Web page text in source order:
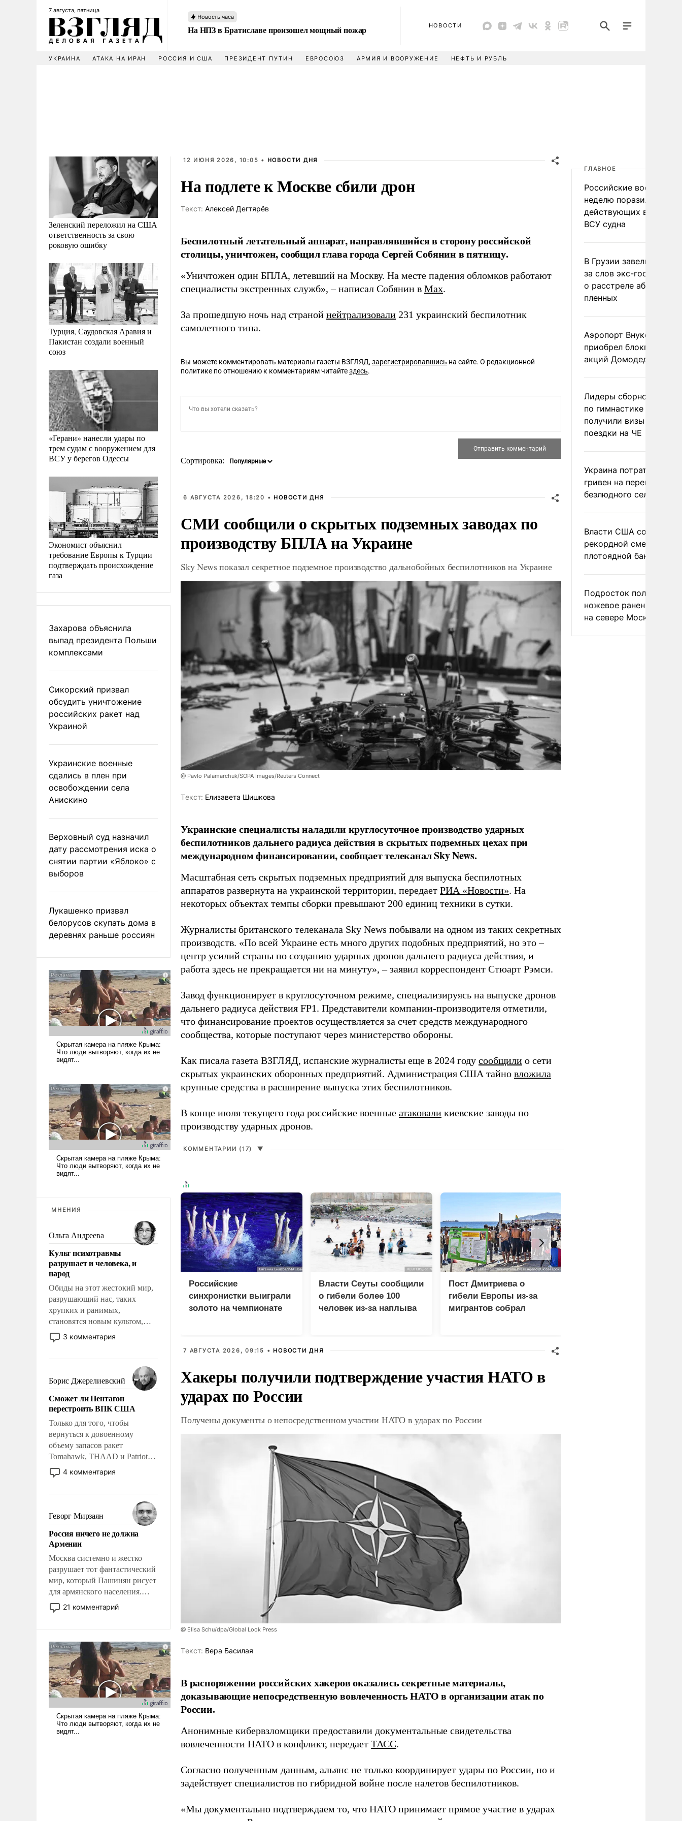
7 августа, пятница
Новость часа
На НПЗ в Братиславе произошел мощный пожар НОВОСТИ
УКРАИНА АТАКА НА ИРАН РОССИЯ И США ПРЕЗИДЕНТ ПУТИН ЕВРОСОЮЗ АРМИЯ И ВООРУЖЕНИЕ НЕФТЬ И РУБЛЬ
Зеленский переложил на США
ответственность за свою
роковую ошибку
Турция, Саудовская Аравия и
Пакистан создали военный
союз
«Герани» нанесли удары по
трем судам с вооружением для
ВСУ у берегов Одессы
Экономист объяснил
требование Европы к Турции
подтверждать происхождение
газа
Захарова объяснила
выпад президента Польши
комплексами
Сикорский призвал
обсудить уничтожение
российских ракет над
Украиной
Украинские военные
сдались в плен при
освобождении села
Анискино
Верховный суд назначил
дату рассмотрения иска о
снятии партии «Яблоко» с
выборов
Лукашенко призвал
белорусов скупать дома в
деревнях раньше россиян
МНЕНИЯ
Ольга Андреева
Культ психотравмы
разрушает и человека, и
народ
Обиды на этот жестокий мир,
разрушающий нас, таких
хрупких и ранимых,
становятся новым культом,
постепенно вытесняя и
отменяя традиционное
мужественным и твердым под
ударами судьбы, брать на себя
ответственность, помогать
слабым, идти вперед и
адаптироваться.
3 комментария
Борис Джерелиевский
Сможет ли Пентагон
перестроить ВПК США
Только для того, чтобы
вернуться к довоенному
объему запасов ракет
Tomahawk, THAAD и Patriot
США потребуется более трех
лет. Даже небольшая война с
Сложившаяся ситуация
означает многолетний период
уязвимости США, например,
перед Китаем.
4 комментария
Геворг Мирзаян
Россия ничего не должна
Армении
Москва системно и жестко
разрушает тот фантастический
мир, который Пашинян рисует
для армянского населения.
Мир, где политические
прожекты будут безусловно
налогоплательщиков и где
Еревану за свои поступки не
нужно отвечать.
21 комментарий
12 ИЮНЯ 2026, 10:05 • НОВОСТИ ДНЯ
На подлете к Москве сбили дрон
Tекст: Алексей Дегтярёв
Беспилотный летательный аппарат, направлявшийся в сторону российской
столицы, уничтожен, сообщил глава города Сергей Собянин в пятницу.
«Уничтожен один БПЛА, летевший на Москву. На месте падения обломков работают
специалисты экстренных служб», – написал Собянин в Max.
За прошедшую ночь над страной нейтрализовали 231 украинский беспилотник
самолетного типа.
Вы можете комментировать материалы газеты ВЗГЛЯД, зарегистрировавшись на сайте. О редакционной
политике по отношению к комментариям читайтездесь.
Сортировка:
6 АВГУСТА 2026, 18:20 • НОВОСТИ ДНЯ
СМИ сообщили о скрытых подземных заводах по
производству БПЛА на Украине
Sky News показал секретное подземное производство дальнобойных беспилотников на Украине
@ Pavlo Palamarchuk/SOPA Images/Reuters Connect
Tекст: Елизавета Шишкова
Украинские специалисты наладили круглосуточное производство ударных
беспилотников дальнего радиуса действия в скрытых подземных цехах при
международном финансировании, сообщает телеканал Sky News.
Масштабная сеть скрытых подземных предприятий для выпуска беспилотных
аппаратов развернута на украинской территории, передает РИА «Новости». На
некоторых объектах темпы сборки превышают 200 единиц техники в сутки.
Журналисты британского телеканала Sky News побывали на одном из таких секретных
производств. «По всей Украине есть много других подобных предприятий, но это –
центр усилий страны по созданию ударных дронов дальнего радиуса действия, и
работа здесь не прекращается ни на минуту», – заявил корреспондент Стюарт Рэмси.
Завод функционирует в круглосуточном режиме, специализируясь на выпуске дронов
дальнего радиуса действия FP1. Представители компании-производителя отметили,
что финансирование проектов осуществляется за счет средств международного
сообщества, которые поступают через министерство обороны.
Как писала газета ВЗГЛЯД, испанские журналисты еще в 2024 году сообщили о сети
скрытых украинских оборонных предприятий. Администрация США тайно вложила
крупные средства в расширение выпуска этих беспилотников.
В конце июля текущего года российские военные атаковали киевские заводы по
производству ударных дронов.
КОММЕНТАРИИ (17) ▼
Российские
синхронистки выиграли
золото на чемпионате
Власти Сеуты сообщили
о гибели более 100
человек из-за наплыва
Пост Дмитриева о
гибели Европы из-за
мигрантов собрал
7 АВГУСТА 2026, 09:15 • НОВОСТИ ДНЯ
Хакеры получили подтверждение участия НАТО в
ударах по России
Получены документы о непосредственном участии НАТО в ударах по России
@ Elisa Schu/dpa/Global Look Press
Tекст: Вера Басилая
В распоряжении российских хакеров оказались секретные материалы,
доказывающие непосредственную вовлеченность НАТО в организации атак по
России.
Анонимные кибервзломщики предоставили документальные свидетельства
вовлеченности НАТО в конфликт, передает ТАСС.
Согласно полученным данным, альянс не только координирует удары по России, но и
задействует специалистов по гибридной войне после налетов беспилотников.
«Мы документально подтверждаем то, что НАТО принимает прямое участие в ударах
ГЛАВНОЕ
Российские военные за
неделю поразили 34
действующих в
ВСУ судна
В Грузии завели дело
за слов экс-
о расстреле абхазских
пленных
Аэропорт Внуково
приобрел блокпакет
акций Домодедово
Лидеры сборной
по гимнастике не
получили визы для
поездки на ЧЕ
Украина потратила 1
гривен на
безлюдного села
Власти США сообщили
рекордной смертности
плотоядной бактерии
Подросток получил
ножевое ранение в
на севере Москвы